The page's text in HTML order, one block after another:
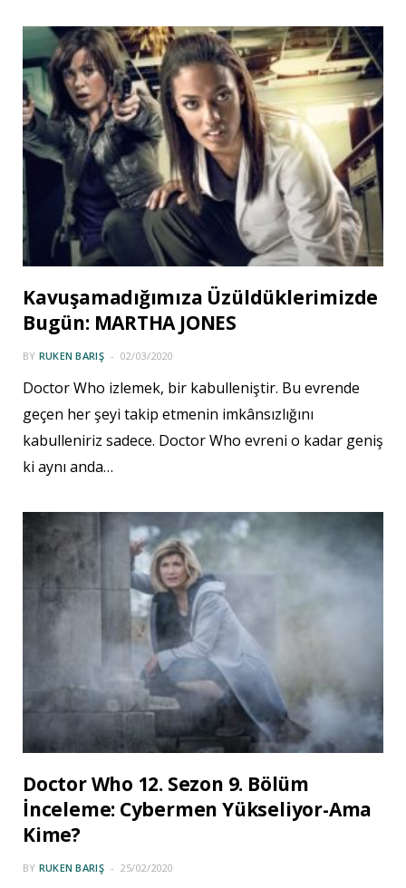
Kavuşamadığımıza Üzüldüklerimizde
Bugün: MARTHA JONES
BY RUKEN BARIŞ 02/03/2020
Doctor Who izlemek, bir kabulleniştir. Bu evrende
geçen her şeyi takip etmenin imkânsızlığını
kabulleniriz sadece. Doctor Who evreni o kadar geniş
ki aynı anda…
Doctor Who 12. Sezon 9. Bölüm
İnceleme: Cybermen Yükseliyor-Ama
Kime?
BY RUKEN BARIŞ 25/02/2020